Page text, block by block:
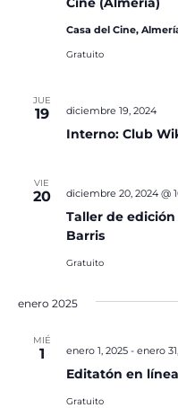
Casa del Cine,
Gratuito
JUE
19
Interno: Club
diciembre 19, 2024
VIE
20
Taller de
Barris
diciembre 20, 2024 @
Gratuito
enero 2025
MIÉ
1
Editatón en
enero 1, 2025- enero
Gratuito